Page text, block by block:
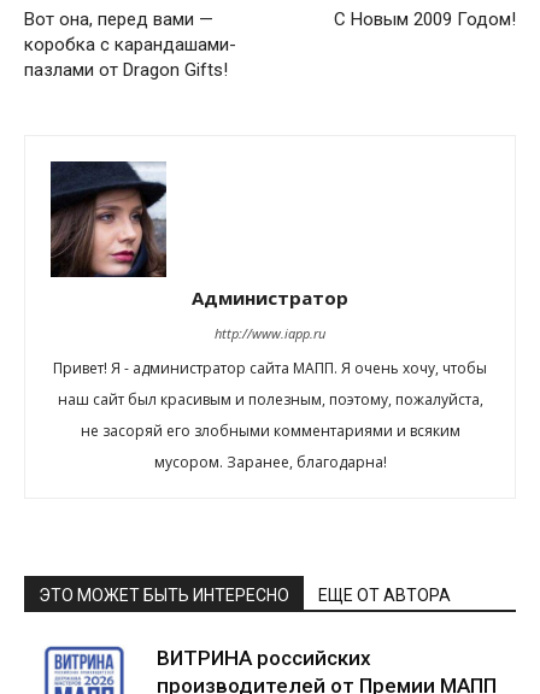
Вот она, перед вами —
коробка с карандашами-
пазлами от Dragon Gifts!
С Новым 2009 Годом!
Администратор
http://www.iapp.ru
Привет! Я - администратор сайта МАПП. Я очень хочу, чтобы
наш сайт был красивым и полезным, поэтому, пожалуйста,
не засоряй его злобными комментариями и всяким
мусором. Заранее, благодарна!
ЭТО МОЖЕТ БЫТЬ ИНТЕРЕСНО ЕЩЕ ОТ АВТОРА
ВИТРИНА российских
производителей от Премии МАПП